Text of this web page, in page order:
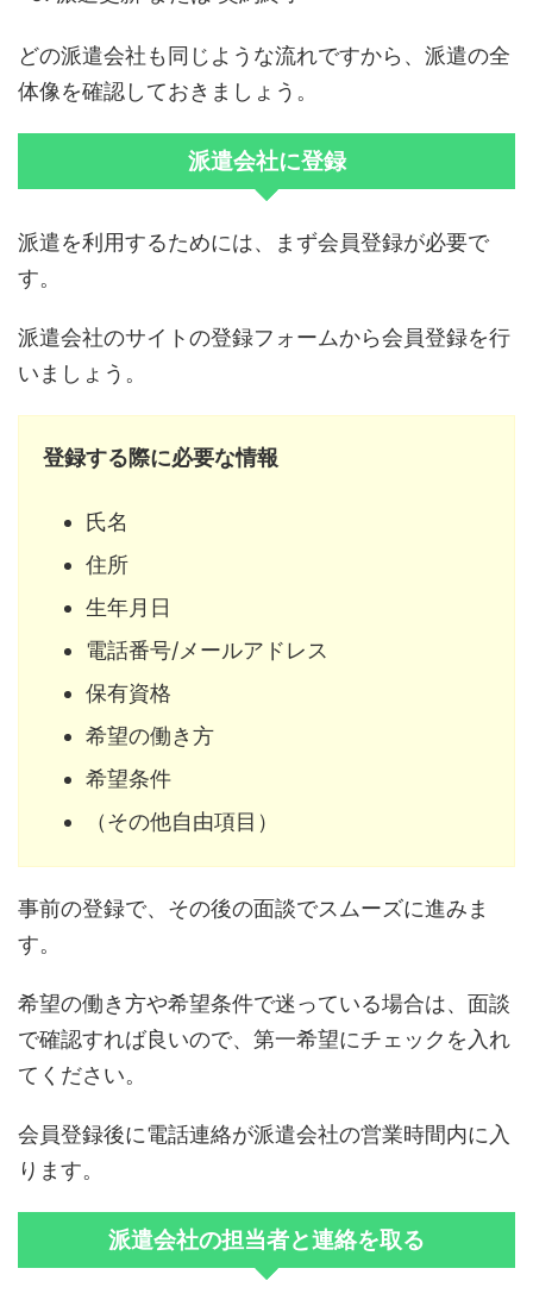
どの派遣会社も同じような流れですから、派遣の全
体像を確認しておきましょう。
派遣会社に登録
派遣を利用するためには、まず会員登録が必要で
す。
派遣会社のサイトの登録フォームから会員登録を行
いましょう。
登録する際に必要な情報
氏名
住所
生年月日
電話番号/メールアドレス
保有資格
希望の働き方
希望条件
（その他自由項目）
事前の登録で、その後の面談でスムーズに進みま
す。
希望の働き方や希望条件で迷っている場合は、面談
で確認すれば良いので、第一希望にチェックを入れ
てください。
会員登録後に電話連絡が派遣会社の営業時間内に入
ります。
派遣会社の担当者と連絡を取る